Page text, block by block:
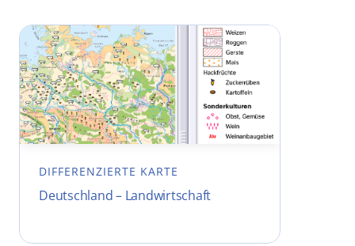
DIFFERENZIERTE KARTE
Deutschland – Landwirtschaft